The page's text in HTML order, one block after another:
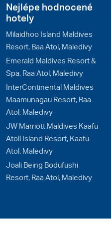
Nejlépe hodnocené
hotely
Milaidhoo Island Maldives
Resort, Baa Atol, Maledivy
Emerald Maldives Resort &
Spa, Raa Atol, Maledivy
InterContinental Maldives
Maamunagau Resort, Raa
Atol, Maledivy
JW Marriott Maldives Kaafu
Atoll Island Resort, Kaafu
Atol, Maledivy
Joali Being Bodufushi
Resort, Raa Atol, Maledivy